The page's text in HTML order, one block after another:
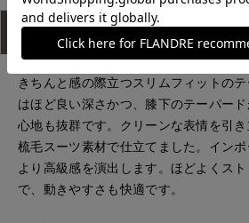
きちんと感の際立つスリムフィットの
はほど良い深さかつ、膝下のテーパー
心地も抜群です。クリーンな表情を引
梳毛スーツ素材で仕立てました。イン
より高級感を演出します。ほどよくス
で、動きやすさも快適です。